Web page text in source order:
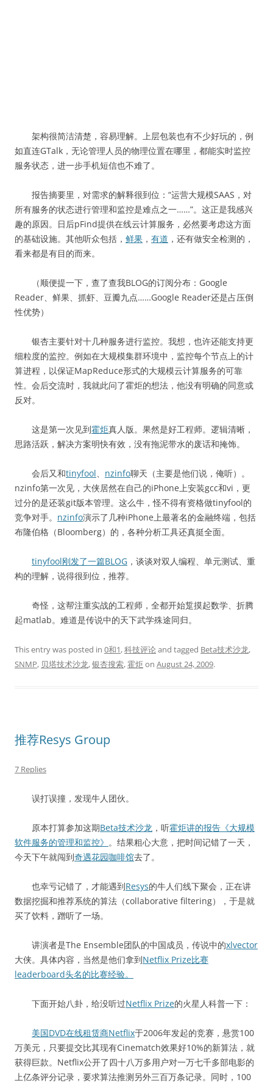
架构很简洁清楚，容易理解。上层包装也有不少好玩的，例
如直连GTalk，无论管理人员的物理位置在哪里，都能实时监控
服务状态，进一步手机短信也不难了。
报告摘要里，对需求的解释很到位：“运营大规模SAAS，对
所有服务的状态进行管理和监控是难点之一……”。这正是我感兴
趣的原因。日后pFind提供在线云计算服务，必然要考虑这方面
的基础设施。其他听众包括， 鲜果 ， 有道 ，还有做安全检测的，
看来都是有目的而来。
（顺便提一下，查了查我BLOG的订阅分布：Google
Reader、鲜果、抓虾、豆瓣九点……Google Reader还是占压倒
性优势）
银杏主要针对十几种服务进行监控。我想，也许还能支持更
细粒度的监控。例如在大规模集群环境中，监控每个节点上的计
算进程，以保证MapReduce形式的大规模云计算服务的可靠
性。会后交流时，我就此问了霍炬的想法，他没有明确的同意或
反对。
这是第一次见到霍炬真人版。果然是好工程师。逻辑清晰，
思路活跃，解决方案明快有效，没有拖泥带水的废话和掩饰。
会后又和tinyfool、 nzinfo聊天（主要是他们说，俺听）。
nzinfo第一次见，大侠居然在自己的iPhone上安装gcc和vi，更
过分的是还装git版本管理。这么牛，怪不得有资格做tinyfool的
竞争对手。 nzinfo演示了几种iPhone上最著名的金融终端，包括
布隆伯格（Bloomberg）的，各种分析工具还真挺全面。
tinyfool刚发了一篇BLOG ，谈谈对双人编程、单元测试、重
构的理解，说得很到位，推荐。
奇怪，这帮注重实战的工程师，全都开始踅摸起数学、折腾
起matlab。难道是传说中的天下武学殊途同归。
This entry was posted in 0和1,科技评论and tagged Beta技术沙龙,
SNMP, 贝塔技术沙龙,银杏搜索,霍炬on August 24, 2009.
推荐Resys Group
7 Replies
误打误撞，发现牛人团伙。
原本打算参加这期Beta技术沙龙 ，听霍炬讲的报告《大规模
软件服务的管理和监控》 。结果粗心大意，把时间记错了一天，
今天下午就闯到奇遇花园咖啡馆去了。
也幸亏记错了，才能遇到Resys的牛人们线下聚会，正在讲
数据挖掘和推荐系统的算法（collaborative filtering），于是就
买了饮料，蹭听了一场。
讲演者是The Ensemble团队的中国成员，传说中的xlvector
大侠。具体内容，当然是他们拿到Netflix Prize比赛
leaderboard头名的比赛经验。
下面开始八卦，给没听过Netflix Prize的火星人科普一下：
美国DVD在线租赁商Netflix于2006年发起的竞赛，悬赏100
万美元，只要提交比其现有Cinematch效果好10%的新算法，就
获得巨款。Netflix公开了四十八万多用户对一万七千多部电影的
上亿条评分记录，要求算法推测另外三百万条记录。同时，100